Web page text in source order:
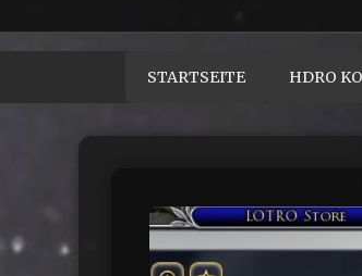
STARTSEITE HDRO